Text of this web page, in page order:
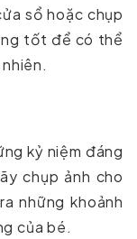
sổ hoặc chụp
tốt để có thể
kỷ niệm đáng
chụp ảnh cho
những khoảnh
của bé.